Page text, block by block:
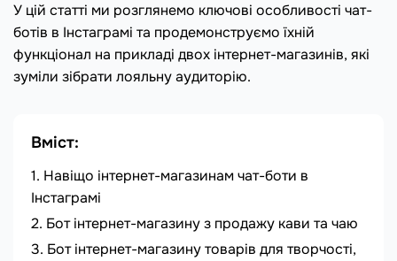
У цій статті ми розглянемо ключові особливості чат-
ботів в Інстаграмі та продемонструємо їхній
функціонал на прикладі двох інтернет-магазинів, які
зуміли зібрати лояльну аудиторію.
Вміст:
Навіщо інтернет-магазинам чат-боти в
Інстаграмі
Бот інтернет-магазину з продажу кави та чаю
Бот інтернет-магазину товарів для творчості,